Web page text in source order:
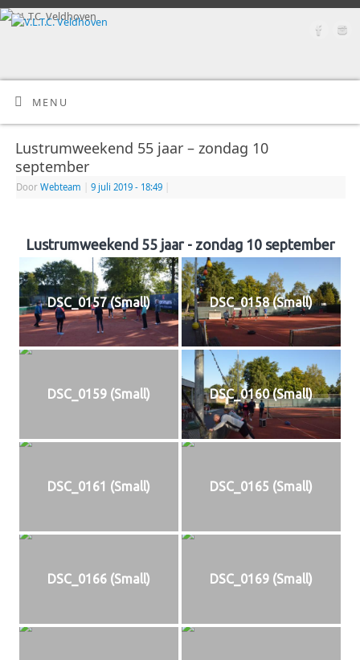
MENU
Lustrumweekend 55 jaar – zondag 10
september
Door Webteam 9 juli 2019 - 18:49
Lustrumweekend 55 jaar - zondag 10 september
DSC_0157 (Small) DSC_0158 (Small)
DSC_0159 (Small) DSC_0160 (Small)
DSC_0161 (Small) DSC_0165 (Small)
DSC_0166 (Small) DSC_0169 (Small)